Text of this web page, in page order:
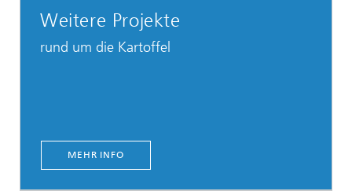
Weitere Projekte
rund um die Kartoffel
MEHR INFO